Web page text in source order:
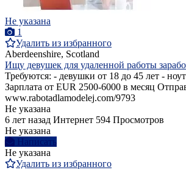
Не указана
1
Удалить из избранного
Aberdeenshire, Scotland
Ищу девушек для удаленной работы
Требуются: - девушки от 18 до 45 лет -
Зарплата от EUR 2500-6000 в месяц
www.rabotadlamodelej.com/9793
Не указана
6 лет назад Интернет 594 Просмотров
Не указана
Написать
Не указана
Удалить из избранного